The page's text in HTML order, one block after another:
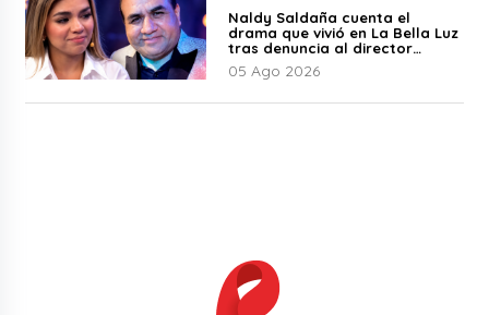
Naldy Saldaña cuenta el
drama que vivió en La Bella Luz
tras denuncia al director
musical: “No me parece justo”
05 Ago 2026